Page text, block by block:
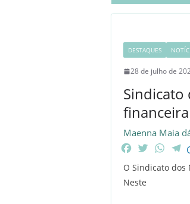
DESTAQUES
28 de julho de
Sindicato
Maenna Maia
a
c
e
w
i
W
a
T
l
O Sindicato
Neste